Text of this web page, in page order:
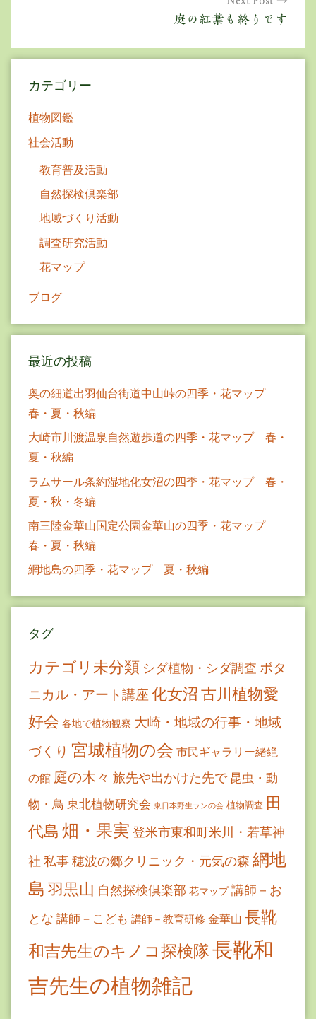
シ
庭の紅葉も終りです
カテゴリー
植物図鑑
社会活動
教育普及活動
自然探検倶楽部
地域づくり活動
調査研究活動
花マップ
ブログ
最近の投稿
奥の細道出羽仙台街道中山峠の四季・花マップ
春・夏・秋編
大崎市川渡温泉自然遊歩道の四季・花マップ 春・
夏・秋編
ラムサール条約湿地化女沼の四季・花マップ 春・
夏・秋・冬編
南三陸金華山国定公園金華山の四季・花マップ
春・夏・秋編
網地島の四季・花マップ 夏・秋編
タグ
カテゴリ未分類 シダ植物・シダ調査 ボタ
ニカル・アート講座 化女沼古川植物愛
好会 各地で植物観察 大崎・地域の行事・地域
づくり 宮城植物の会 市民ギャラリー緒絶
の館 庭の木々 旅先や出かけた先で 昆虫・動
物・鳥 東北植物研究会 東日本野生ランの会 植物調査 田
代島 畑・果実 登米市東和町米川・若草神
社 私事穂波の郷クリニック・元気の森 網地
島 羽黒山 自然探検倶楽部 花マップ 講師－お
とな 講師－こども 講師－教育研修 金華山 長靴
和吉先生のキノコ探検隊長靴和
吉先生の植物雑記